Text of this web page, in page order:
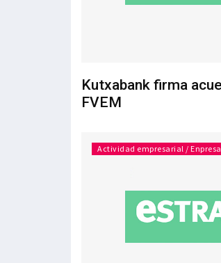
Kutxabank firma
FVEM
Actividad empresarial /